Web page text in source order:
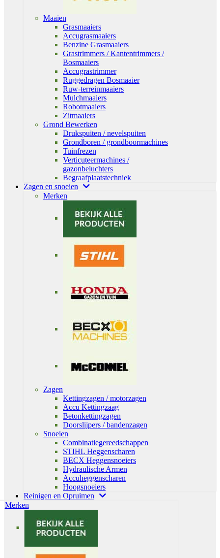
Maaien
Grasmaaiers
Accugrasmaaiers
Benzine Grasmaaiers
Grastrimmers / Kantentrimmers /
Bosmaaiers
Accugrastrimmer
Ruggedragen Bosmaaier
Ruw-terreinmaaiers
Mulchmaaiers
Robotmaaiers
Zitmaaiers
Grond Bewerken
Drukspuiten / nevelspuiten
Grondboren / grondboormachines
Tuinfrezen
Verticuteermachines /
gazonbeluchters
Begraafplaatstechniek
Zagen en snoeien
Merken
Zagen
Kettingzagen / motorzagen
Accu Kettingzaag
Betonkettingzagen
Doorslijpers / bandenzagen
Snoeien
Combinatiegereedschappen
STIHL Heggenscharen
BECX Heggensnoeiers
Hydraulische Armen
Accuheggenscharen
Hoogsnoeiers
Reinigen en Opruimen
Merken